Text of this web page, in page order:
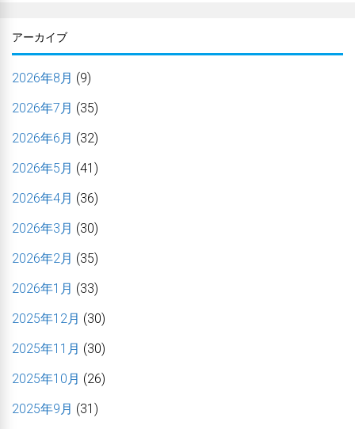
アーカイブ
2026年8月 (9)
2026年7月 (35)
2026年6月 (32)
2026年5月 (41)
2026年4月 (36)
2026年3月 (30)
2026年2月 (35)
2026年1月 (33)
2025年12月 (30)
2025年11月 (30)
2025年10月 (26)
2025年9月 (31)